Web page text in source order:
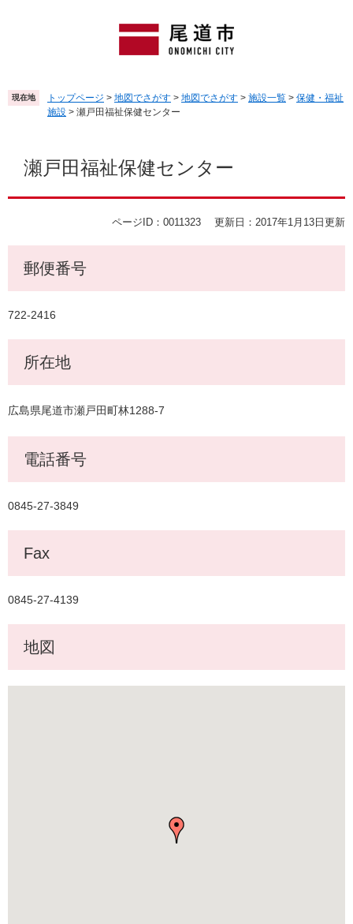
頭
で
飛
ば
現在地 トップページ > 地図でさがす > 地図でさがす > 施設一覧 > 保健・福祉
施設 > 瀬戸田福祉保健センター
瀬戸田福祉保健センター
ページID：0011323 更新日：2017年1月13日更新
郵便番号
722-2416
所在地
広島県尾道市瀬戸田町林1288-7
電話番号
0845-27-3849
Fax
0845-27-4139
地図